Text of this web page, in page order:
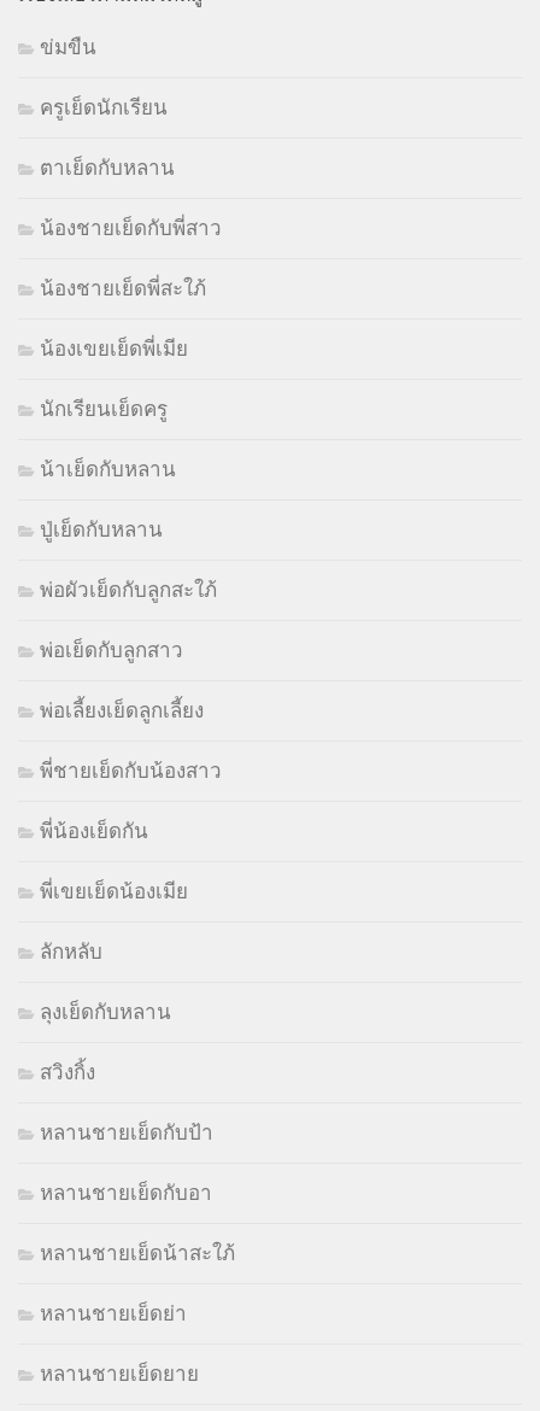
ข่มขืน
ครูเย็ดนักเรียน
ตาเย็ดกับหลาน
น้องชายเย็ดกับพี่สาว
น้องชายเย็ดพี่สะใภ้
น้องเขยเย็ดพี่เมีย
นักเรียนเย็ดครู
น้าเย็ดกับหลาน
ปู่เย็ดกับหลาน
พ่อผัวเย็ดกับลูกสะใภ้
พ่อเย็ดกับลูกสาว
พ่อเลี้ยงเย็ดลูกเลี้ยง
พี่ชายเย็ดกับน้องสาว
พี่น้องเย็ดกัน
พี่เขยเย็ดน้องเมีย
ลักหลับ
ลุงเย็ดกับหลาน
สวิงกิ้ง
หลานชายเย็ดกับป้า
หลานชายเย็ดกับอา
หลานชายเย็ดน้าสะใภ้
หลานชายเย็ดย่า
หลานชายเย็ดยาย